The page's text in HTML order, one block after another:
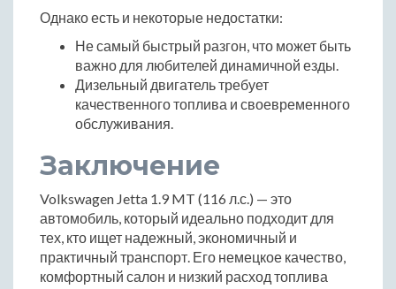
Однако есть и некоторые недостатки:
Не самый быстрый разгон, что может быть
важно для любителей динамичной езды.
Дизельный двигатель требует
качественного топлива и своевременного
обслуживания.
Заключение
Volkswagen Jetta 1.9 MT (116 л.с.) — это
автомобиль, который идеально подходит для
тех, кто ищет надежный, экономичный и
практичный транспорт. Его немецкое качество,
комфортный салон и низкий расход топлива